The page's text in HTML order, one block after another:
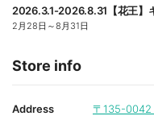
2月28日 ～8月31日
Store info
Address 〒135-0042